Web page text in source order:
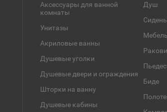
Аксессуары для ванной
комнаты
Унитазы
Акриловые ванны
Душевые уголки
Душевые двери и ограждения
Шторки на ванну
Душевые кабины
Душ
Биде